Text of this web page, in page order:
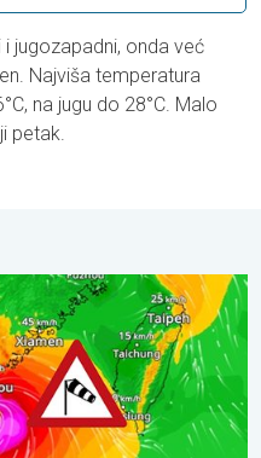
i jugozapadni, onda već
Najviša temperatura
na jugu do 28°C. Malo
petak.
500 litara kiše. . . petak, 24.